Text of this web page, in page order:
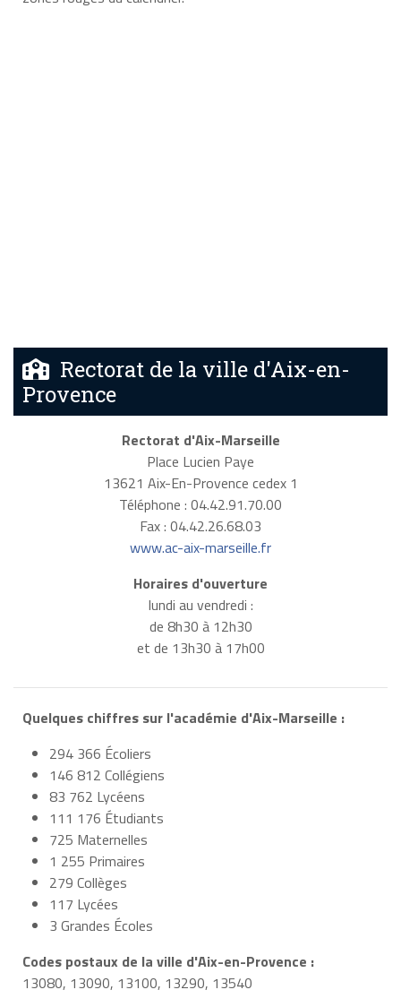
Rectorat de la ville d'Aix-en-
Provence
Rectorat d'Aix-Marseille
Place Lucien Paye
13621 Aix-En-Provence cedex 1
Téléphone : 04.42.91.70.00
Fax : 04.42.26.68.03
www.ac-aix-marseille.fr
Horaires d'ouverture
lundi au vendredi :
de 8h30 à 12h30
et de 13h30 à 17h00
Quelques chiffres sur l'académie d'Aix-Marseille :
294 366 Écoliers
146 812 Collégiens
83 762 Lycéens
111 176 Étudiants
725 Maternelles
1 255 Primaires
279 Collèges
117 Lycées
3 Grandes Écoles
Codes postaux de la ville d'Aix-en-Provence :
13080, 13090, 13100, 13290, 13540